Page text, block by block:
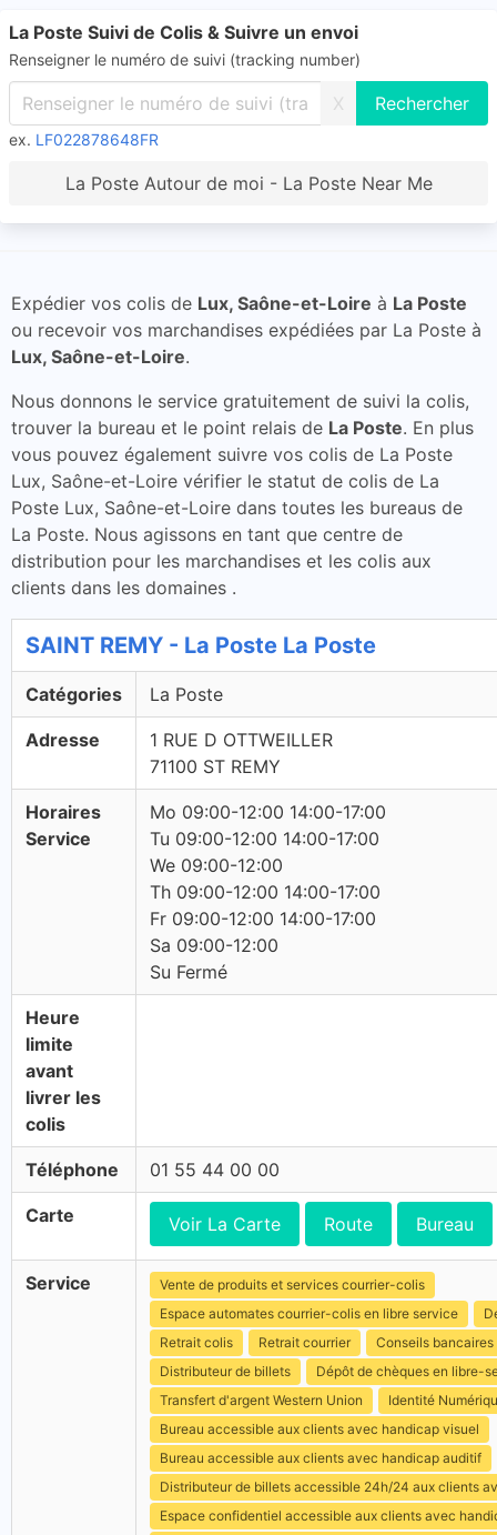
La Poste Suivi de Colis & Suivre un envoi
Renseigner le numéro de suivi (tracking number)
X
ex. LF022878648FR
La Poste Autour de moi - La Poste Near Me
Expédier vos colis de Lux, Saône-et-Loire à La Poste
ou recevoir vos marchandises expédiées par La Poste à
Lux, Saône-et-Loire.
Nous donnons le service gratuitement de suivi la colis,
trouver la bureau et le point relais de La Poste. En plus
vous pouvez également suivre vos colis de La Poste
Lux, Saône-et-Loire vérifier le statut de colis de La
Poste Lux, Saône-et-Loire dans toutes les bureaus de
La Poste. Nous agissons en tant que centre de
distribution pour les marchandises et les colis aux
clients dans les domaines .
SAINT REMY - La Poste La Poste
Catégories La Poste
Adresse
1 RUE D OTTWEILLER
71100 ST REMY
Horaires
Service
Mo 09:00-12:00 14:00-17:00
Tu 09:00-12:00 14:00-17:00
We 09:00-12:00
Th 09:00-12:00 14:00-17:00
Fr 09:00-12:00 14:00-17:00
Sa 09:00-12:00
Su Fermé
Heure
limite
avant
livrer les
colis
Téléphone 01 55 44 00 00
Carte Voir La Carte Route Bureau
Service
Vente de produits et services courrier-colis
Espace automates courrier-colis en libre service
Retrait colis
Retrait courrier
Conseils bancaires
Distributeur de billets
Dépôt de chèques en libre-
Transfert d'argent Western Union
Identité
Bureau accessible aux clients avec handicap visuel
Bureau accessible aux clients avec handicap auditif
Distributeur de billets accessible 24h/24 aux clients
Espace confidentiel accessible aux clients avec